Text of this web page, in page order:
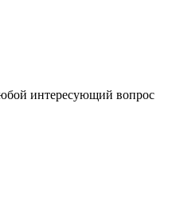
интересующий вопрос